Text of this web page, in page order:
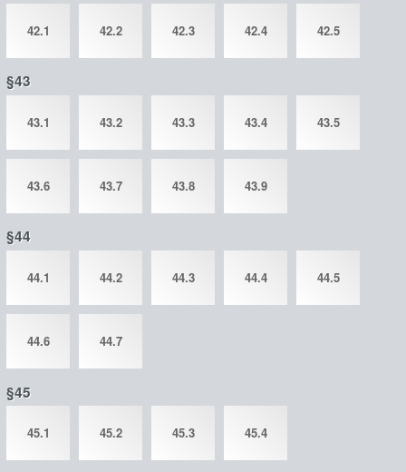
42.1 42.2 42.3 42.4 42.5
§43
43.1 43.2 43.3 43.4 43.5
43.6 43.7 43.8 43.9
§44
44.1 44.2 44.3 44.4 44.5
44.6 44.7
§45
45.1 45.2 45.3 45.4